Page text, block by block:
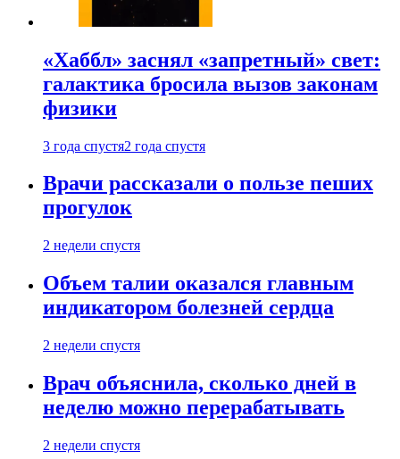
«Хаббл» заснял «запретный» свет:
галактика бросила вызов законам
физики
3 года спустя2 года спустя
Врачи рассказали о пользе пеших
прогулок
2 недели спустя
Объем талии оказался главным
индикатором болезней сердца
2 недели спустя
Врач объяснила, сколько дней в
неделю можно перерабатывать
2 недели спустя